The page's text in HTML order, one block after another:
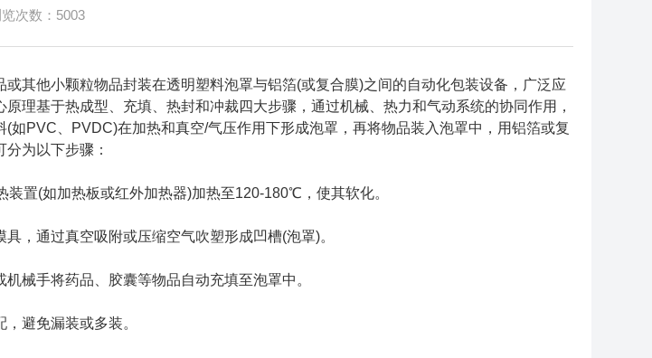
次数：5003
他小颗粒物品封装在透明塑料泡罩与铝箔(或复合膜)之间的自动化包装设备，广泛应
理基于热成型、充填、热封和冲裁四大步骤，通过机械、热力和气动系统的协同作用，
如PVC、PVDC)在加热和真空/气压作用下形成泡罩，再将物品装入泡罩中，用铝箔或复
为以下步骤：
置(如加热板或红外加热器)加热至120-180℃，使其软化。
通过真空吸附或压缩空气吹塑形成凹槽(泡罩)。
手将药品、胶囊等物品自动充填至泡罩中。
避免漏装或多装。